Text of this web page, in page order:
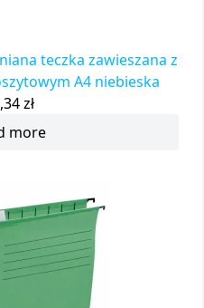
teczka zawieszana z
A4 niebieska
zł
more